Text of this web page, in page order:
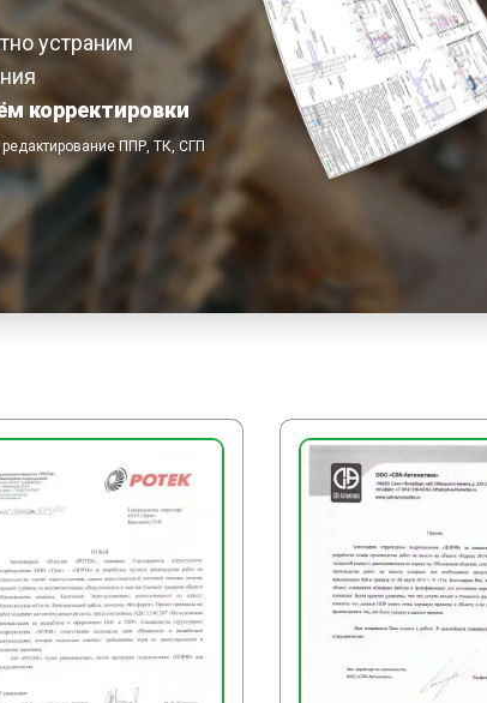
работ площадку очищают от мусора,
и оснастку сдают на хранение, снимают
ограждение и предупредительные знаки.
устраним
корректировки
ППР, ТК, СГП